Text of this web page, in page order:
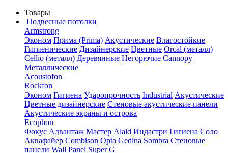
Товары
Подвесные потолки
Armstrong
Эконом Прима (Prima) Акустические Влагостойкие
Гигиенические Дизайнерские Цветные Orcal (металл)
Cellio (металл) Деревянные Негорючие Cannopy
Металлические
Acoustofon
Rockfon
Эконом Гигиена Ударопрочность Industrial Акустические
Цветные дизайнерские Стеновые акустические панели
Акустические экраны и острова
Ecophon
Фокус Адвантаж Мастер Alaid Индастри Гигиена Соло
Аквафайер Combison Opta Gedina Sombra Стеновые
панели Wall Panel Super G